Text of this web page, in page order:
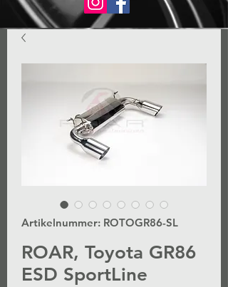
Artikelnummer: ROTOGR86-SL
ROAR, Toyota GR86
ESD SportLine